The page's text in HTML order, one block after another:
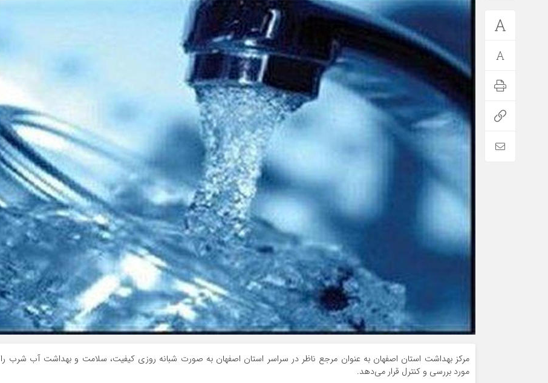
مرکز بهداشت استان اصفهان به عنوان مرجع ناظر در سراسر استان اصفهان به صورت شبانه روزی کیفیت، سلامت و بهداشت آب شرب را
مورد بررسی و کنترل قرار می‌دهد.